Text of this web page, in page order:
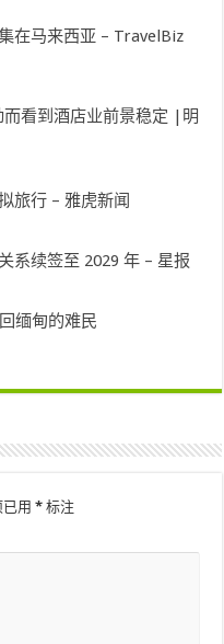
在马来西亚 – TravelBiz
看到酒店业前景稳定 |明
旅行 – 雅虎新闻
系续签至 2029 年 – 星报
缅甸的难民
已用* 标注